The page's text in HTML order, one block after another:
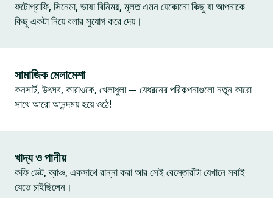
ফটোগ্রাফি, সিনেমা, ভাষা বিনিময়, মূলত এমন যেকোনো কিছু যা আপনাকে
কিছু একটা নিয়ে বলার সুযোগ করে দেয়।
সামাজিক মেলামেশা
কনসার্ট, উৎসব, কারাওকে, খেলাধুলা — যেধরনের পরিকল্পনাগুলো নতুন কারো
সাথে আরো আনন্দময় হয়ে ওঠে!
খাদ্য ও পানীয়
কফি ডেট, ব্রাঞ্চ, একসাথে রান্না করা আর সেই রেস্তোরাঁটা যেখানে সবাই
যেতে চাইছিলেন।